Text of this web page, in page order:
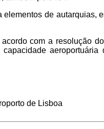
de autarquias,
com a resolução